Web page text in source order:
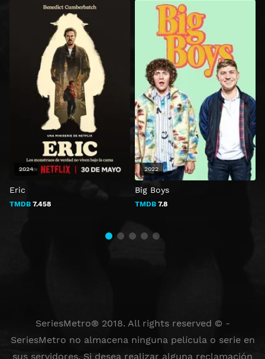
Eric
TMDB 7.458
2024
Big Boys
TMDB 7.8
2022
SeriesMetro® 2018. All rights reserved © -
SeriesMetro no almacena ninguna película o serie en
sus servidores. Si desea realizar alguna reclamación